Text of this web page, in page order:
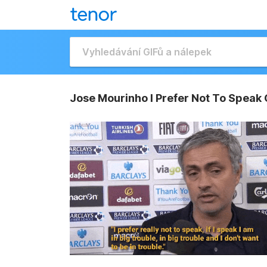
Jose Mourinho I Prefer Not To Speak